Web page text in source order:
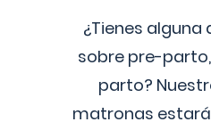
¿Tienes
sobre pre-
parto?
matronas